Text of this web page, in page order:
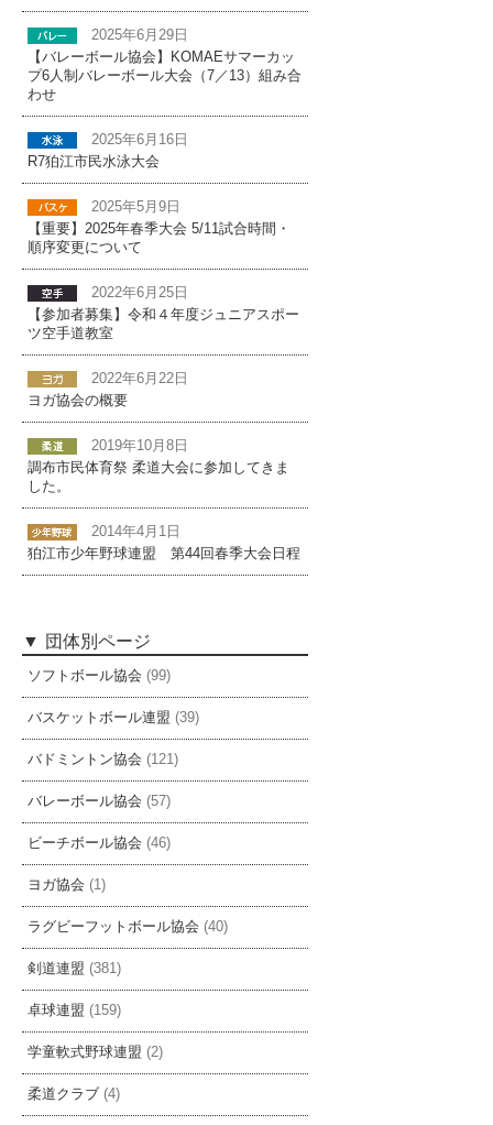
2025年6月29日
【バレーボール協会】KOMAEサマーカッ
プ6人制バレーボール大会（7／13）組み合
わせ
2025年6月16日
R7狛江市民水泳大会
2025年5月9日
【重要】2025年春季大会 5/11試合時間・
順序変更について
2022年6月25日
【参加者募集】令和４年度ジュニアスポー
ツ空手道教室
2022年6月22日
ヨガ協会の概要
2019年10月8日
調布市民体育祭 柔道大会に参加してきま
した。
2014年4月1日
狛江市少年野球連盟 第44回春季大会日程
団体別ページ
ソフトボール協会 (99)
バスケットボール連盟 (39)
バドミントン協会 (121)
バレーボール協会 (57)
ビーチボール協会 (46)
ヨガ協会 (1)
ラグビーフットボール協会 (40)
剣道連盟 (381)
卓球連盟 (159)
学童軟式野球連盟 (2)
柔道クラブ (4)